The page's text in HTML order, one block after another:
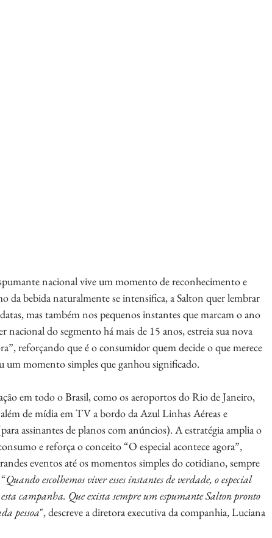
nacional vive um momento de reconhecimento e
da bebida naturalmente se intensifica, a Salton quer lembrar
mas também nos pequenos instantes que marcam o ano
nacional do segmento há mais de 15 anos, estreia sua nova
reforçando que é o consumidor quem decide o que merece
um momento simples que ganhou significado.
em todo o Brasil, como os aeroportos do Rio de Janeiro,
de mídia em TV a bordo da Azul Linhas Aéreas e
assinantes de planos com anúncios). A estratégia amplia o
e reforça o conceito “O especial acontece agora”,
eventos até os momentos simples do cotidiano, sempre
Quando escolhemos viver esses instantes de verdade, o especial
campanha. Que exista sempre um espumante Salton pronto
pessoa", descreve a diretora executiva da companhia, Luciana